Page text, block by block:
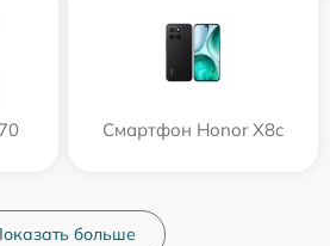
Смартфон Honor X8c
больше